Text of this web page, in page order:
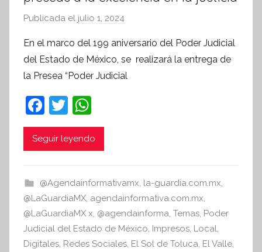
Publicada el julio 1, 2024
r
S
í
I
n
f
o
r
En el marco del 199 aniversario del Poder Judicial
del Estado de México, se realizará la entrega de
la Presea “Poder Judicial
F
a
c
b
o
o
k
T
w
itt
h
at
A
p
p
Seguir leyendo
@Agendainformativamx la-guardia.com.mx
@LaGuardiaMX agendainformativa.com.mx
@LaGuardiaMX x @agendainforma Temas Poder
Judicial del Estado de México Impresos Local
Digitales Redes Sociales El Sol de Toluca El Valle